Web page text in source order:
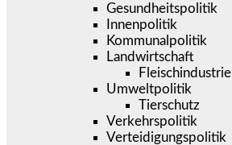
Gesundheitspolitik
Innenpolitik
Kommunalpolitik
Landwirtschaft
Fleischindustrie
Umweltpolitik
Tierschutz
Verkehrspolitik
Verteidigungspolitik